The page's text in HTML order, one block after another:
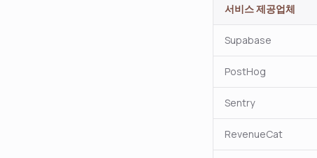
서비스 제공업체
Supabase
PostHog
Sentry
RevenueCat